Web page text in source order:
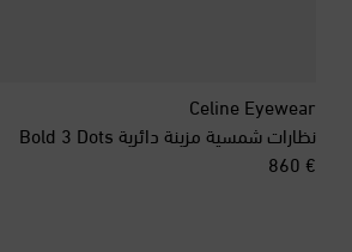
Celine Eyewear
نظارات شمسية مزينة دائرية Bold 3 Dots
€ 860
original price